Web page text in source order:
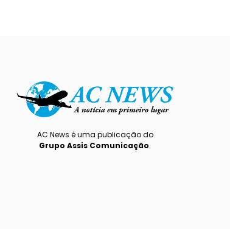
AC News é uma publicação do
Grupo Assis Comunicação.